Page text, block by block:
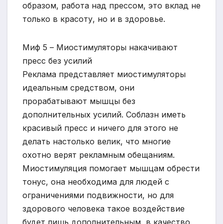
образом, работа над прессом, это вклад не
только в красоту, но и в здоровье.
Миф 5 – Миостимуляторы накачивают
пресс без усилий
Реклама представляет миостимуляторы
идеальным средством, они
прорабатывают мышцы без
дополнительных усилий. Соблазн иметь
красивый пресс и ничего для этого не
делать настолько велик, что многие
охотно верят рекламным обещаниям.
Миостимуляция помогает мышцам обрести
тонус, она необходима для людей с
ограничениями подвижности, но для
здорового человека такое воздействие